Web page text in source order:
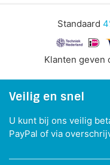
Standaard
Klanten geven
Veilig en snel
U kunt bij ons veilig
PayPal of via